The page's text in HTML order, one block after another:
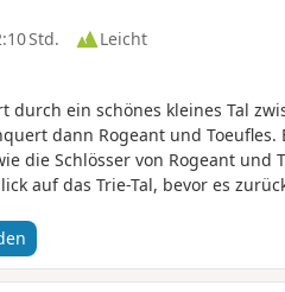
Std.
Leicht
ein schönes kleines Tal
dann Rogeant und Toeufles.
die Schlösser von Rogeant und
auf das Trie-Tal, bevor es